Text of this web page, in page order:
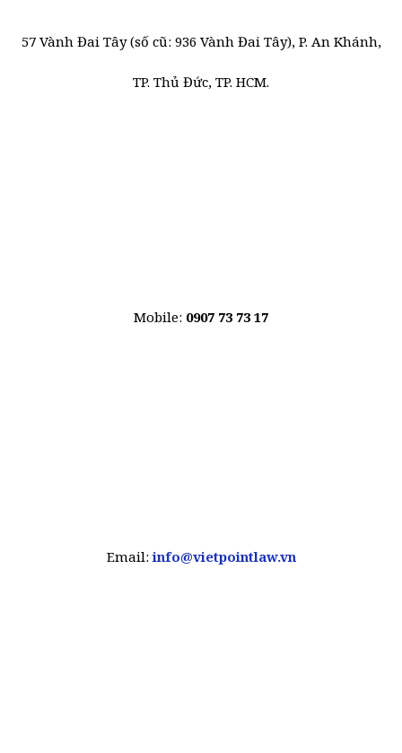
57 Vành Đai Tây (số cũ: 936 Vành Đai Tây), P. An Khánh,
TP. Thủ Đức, TP. HCM.
Mobile: 0907 73 73 17
Email:info@vietpointlaw.vn